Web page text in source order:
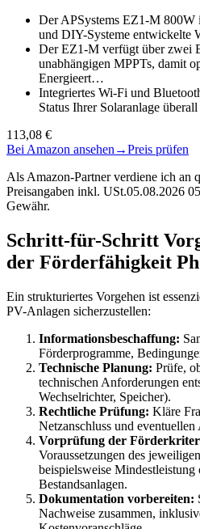
Der APSystems EZ1-M 800W
und DIY-Systeme entwickelte
Der EZ1-M verfügt über zwei
unabhängigen MPPTs, damit
Energieert…
Integriertes Wi-Fi und
Status Ihrer Solaranlage
113,08 €
Bei Amazon ansehen →Preis prüfen
Als Amazon-Partner verdiene ich an
Preisangaben inkl. USt.05.08.2026
Gewähr.
Schritt-für-Schritt
der Förderfähigkeit
Ein strukturiertes Vorgehen ist
PV-Anlagen sicherzustellen:
Informationsbeschaffung:
Förderprogramme,
Technische Planung: Prüfe,
technischen Anforderungen
Wechselrichter, Speicher).
Rechtliche Prüfung: Kläre
Netzanschluss und eventuellen
Vorprüfung der
Voraussetzungen des
beispielsweise Mindestleistung
Bestandsanlagen.
Dokumentation vorbereiten:
Nachweise zusammen,